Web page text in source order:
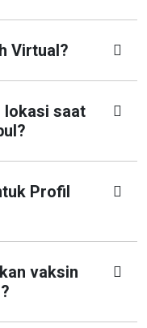
Virtual?
lokasi saat
Profil
vaksin